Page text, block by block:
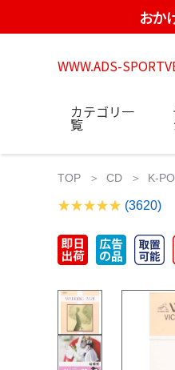
おか
WWW.ADS-
カテゴリ一
覧
TOP CD K-
(3620)